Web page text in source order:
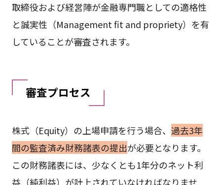
取締役および経営陣が金融専門職としての適格性
と誠実性（Management fit and propriety）を有
していることが審査されます。
審査プロセス
株式（Equity）の上場申請を行う場合、 過去3年
間の監査済み財務諸表の提出が必要となります。
この財務諸表には、少なくとも1年分のネット利
益（純利益）が計上されていなければなりませ